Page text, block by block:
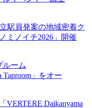
駅員発案の地域密着ク
ミノイチ2026」開催
VERTERE Daikanyama